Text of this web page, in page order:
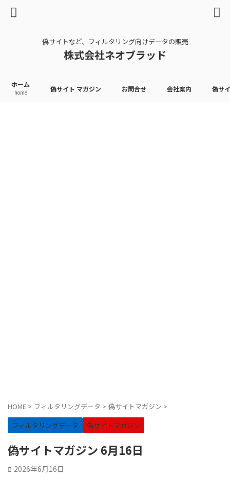
偽サイトなど、フィルタリング向けデータの販売
株式会社ネオブラッド
ホーム
home 偽サイト マガジン お問合せ 会社案内 偽サ
HOME > フィルタリングデータ > 偽サイトマガジン >
フィルタリングデータ
偽サイトマガジン
偽サイトマガジン 6月16日
2026年6月16日